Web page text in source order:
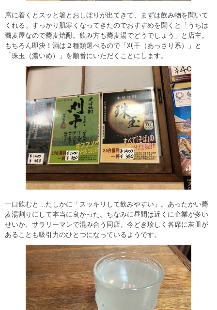
席に着くとスッと箸とおしぼりが出てきて、まずは飲み物を聞いて
くれる。すっかり肌寒くなってきたのでおすすめを聞くと「うちは
蕎麦屋なので蕎麦焼酎。飲み方も蕎麦湯でどうでしょう」と店主。
もちろん即決！酒は２種類選べるので「刈干（あっさり系）」と
「珠玉（濃いめ）」を順番にいただくことにします。
一口飲むと…たしかに「スッキリして飲みやすい」。あったかい蕎
麦湯割りにして本当に良かった。ちなみに昼間は近くに企業が多い
せいか、サラリーマンで混み合う同店。今どき珍しく各席に灰皿が
あることも吸引力のひとつになっているようです。